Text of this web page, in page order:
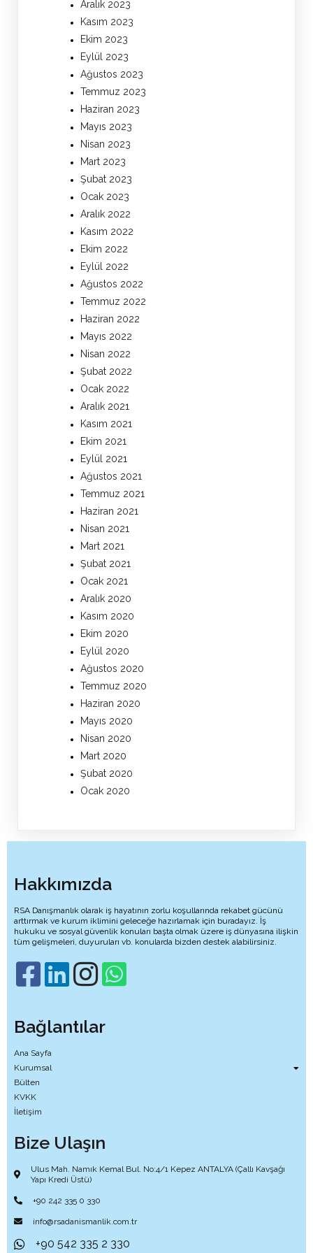
Aralık 2023
Kasım 2023
Ekim 2023
Eylül 2023
Ağustos 2023
Temmuz 2023
Haziran 2023
Mayıs 2023
Nisan 2023
Mart 2023
Şubat 2023
Ocak 2023
Aralık 2022
Kasım 2022
Ekim 2022
Eylül 2022
Ağustos 2022
Temmuz 2022
Haziran 2022
Mayıs 2022
Nisan 2022
Şubat 2022
Ocak 2022
Aralık 2021
Kasım 2021
Ekim 2021
Eylül 2021
Ağustos 2021
Temmuz 2021
Haziran 2021
Nisan 2021
Mart 2021
Şubat 2021
Ocak 2021
Aralık 2020
Kasım 2020
Ekim 2020
Eylül 2020
Ağustos 2020
Temmuz 2020
Haziran 2020
Mayıs 2020
Nisan 2020
Mart 2020
Şubat 2020
Ocak 2020
Hakkımızda
RSA Danışmanlık olarak iş hayatının zorlu koşullarında rekabet gücünü
arttırmak ve kurum iklimini geleceğe hazırlamak için buradayız. İş
hukuku ve sosyal güvenlik konuları başta olmak üzere iş dünyasına ilişkin
tüm gelişmeleri, duyuruları vb. konularda bizden destek alabilirsiniz.
Bağlantılar
Ana Sayfa
Kurumsal
Bülten
KVKK
İletişim
Bize Ulaşın
Ulus Mah. Namık Kemal Bul. No:4/1 Kepez ANTALYA (Çallı Kavşağı
Yapı Kredi Üstü)
+90 242 335 0 330
info@rsadanismanlik.com.tr
+90 542 335 2 330